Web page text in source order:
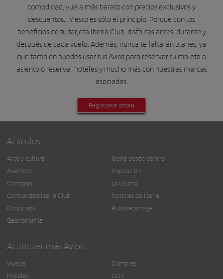
comodidad, vuela más barato con precios exclusivos y
descuentos… Y esto es sólo el principio. Porque con los
beneficios de tu tarjeta Iberia Club, disfrutas antes, durante y
después de cada vuelo. Además, nunca te faltarán planes, ya
que también puedes usar tus Avios para reservar tu maleta o
asiento o reservar hoteles y mucho más con nuestras marcas
asociadas.
Regístrate ahora
Artículos
Arte y cultura
Aventura
Compras
Comunidad Iberia Club
Concursos
Gastronomía
Iberia desde dentro
Inspiración
Lo último
Noticias de Iberia
Publirreportaje
Acumular más Avios
Vuelos
Hoteles
Compras
Ocio